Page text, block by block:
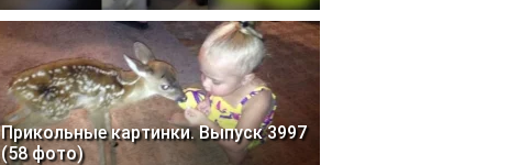
Прикольные картинки. Выпуск 3997
(58 фото)